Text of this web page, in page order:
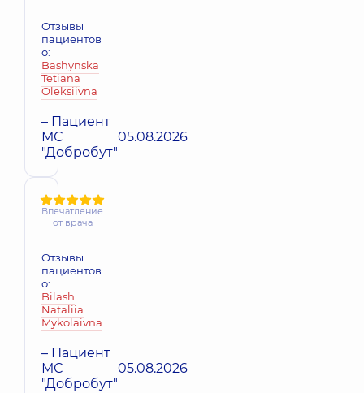
Отзывы
пациентов
о:
Bashynska
Tetiana
Oleksiivna
– Пациент
МС
"Добробут"
05.08.2026
Впечатление
от врача
Отзывы
пациентов
о:
Bilash
Nataliia
Mykolaivna
– Пациент
МС
"Добробут"
05.08.2026